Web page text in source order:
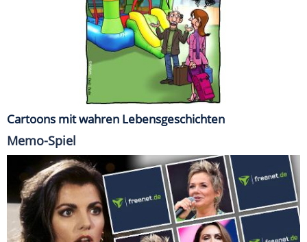
Cartoons mit wahren Lebensgeschichten
Memo-Spiel